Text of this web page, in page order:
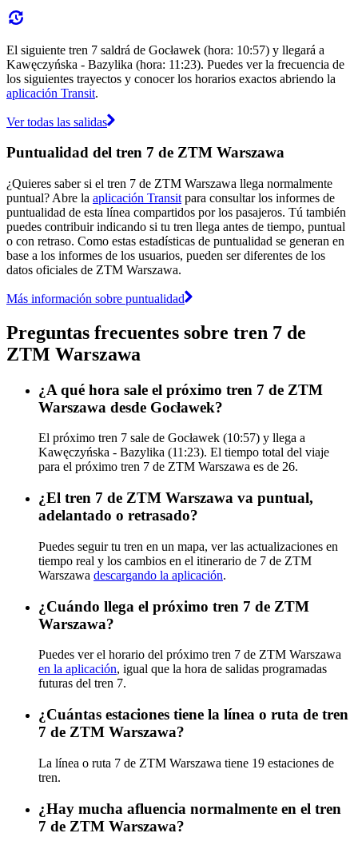
El siguiente tren 7 saldrá de Gocławek (hora: 10:57) y llegará a
Kawęczyńska - Bazylika (hora: 11:23). Puedes ver la frecuencia de
los siguientes trayectos y conocer los horarios exactos abriendo la
aplicación Transit.
Ver todas las salidas
Puntualidad del tren 7 de ZTM Warszawa
¿Quieres saber si el tren 7 de ZTM Warszawa llega normalmente
puntual? Abre la aplicación Transit para consultar los informes de
puntualidad de esta línea compartidos por los pasajeros. Tú también
puedes contribuir indicando si tu tren llega antes de tiempo, puntual
o con retraso. Como estas estadísticas de puntualidad se generan en
base a los informes de los usuarios, pueden ser diferentes de los
datos oficiales de ZTM Warszawa.
Más información sobre puntualidad
Preguntas frecuentes sobre tren 7 de
ZTM Warszawa
¿A qué hora sale el próximo tren 7 de ZTM
Warszawa desde Gocławek?
El próximo tren 7 sale de Gocławek (10:57) y llega a
Kawęczyńska - Bazylika (11:23). El tiempo total del viaje
para el próximo tren 7 de ZTM Warszawa es de 26.
¿El tren 7 de ZTM Warszawa va puntual,
adelantado o retrasado?
Puedes seguir tu tren en un mapa, ver las actualizaciones en
tiempo real y los cambios en el itinerario de 7 de ZTM
Warszawa descargando la aplicación.
¿Cuándo llega el próximo tren 7 de ZTM
Warszawa?
Puedes ver el horario del próximo tren 7 de ZTM Warszawa
en la aplicación, igual que la hora de salidas programadas
futuras del tren 7.
¿Cuántas estaciones tiene la línea o ruta de tren
7 de ZTM Warszawa?
La línea o ruta 7 de ZTM Warszawa tiene 19 estaciones de
tren.
¿Hay mucha afluencia normalmente en el tren
7 de ZTM Warszawa?